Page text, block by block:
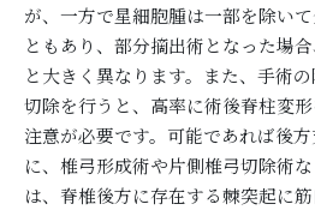
が、一方で星細胞腫は一部を除い
ともあり、部分摘出術となった場
と大きく異なります。また、手術
切除を行うと、高率に術後脊柱変
注意が必要です。可能であれば後
に、椎弓形成術や片側椎弓切除術
は、脊椎後方に存在する棘突起に